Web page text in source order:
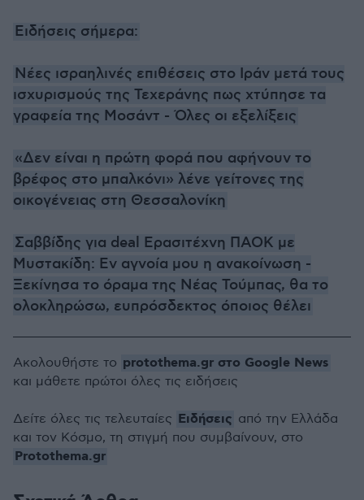
Ειδήσεις σήμερα:
Νέες ισραηλινές επιθέσεις στο Ιράν μετά τους
ισχυρισμούς της Τεχεράνης πως χτύπησε τα
γραφεία της Μοσάντ - Όλες οι εξελίξεις
«Δεν είναι η πρώτη φορά που αφήνουν το
βρέφος στο μπαλκόνι» λένε γείτονες της
οικογένειας στη Θεσσαλονίκη
Σαββίδης για deal Ερασιτέχνη ΠΑΟΚ με
Μυστακίδη: Εν αγνοία μου η ανακοίνωση -
Ξεκίνησα το όραμα της Νέας Τούμπας, θα το
ολοκληρώσω, ευπρόσδεκτος όποιος θέλει
Ακολουθήστε το protothema.gr στο Google News
και μάθετε πρώτοι όλες τις ειδήσεις
Δείτε όλες τις τελευταίες Ειδήσεις από την Ελλάδα
και τον Κόσμο, τη στιγμή που συμβαίνουν, στο
Protothema.gr